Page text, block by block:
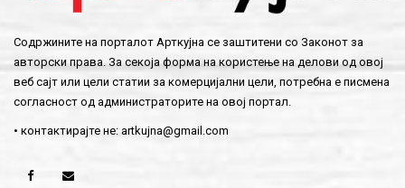
Содржините на порталот Арткујна се заштитени со Законот за
авторски права. За секоја форма на користење на делови од овој
веб сајт или цели статии за комерцијални цели, потребна е писмена
согласност од администраторите на овој портал.
• контактирајте не: artkujna@gmail.com